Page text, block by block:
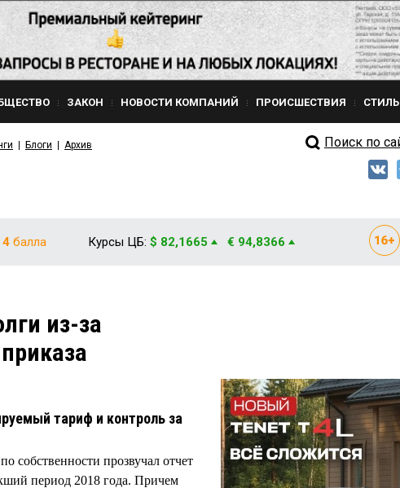
ЗАКОН НОВОСТИ КОМПАНИЙ ПРОИСШЕСТВИЯ
Блоги Архив Поиск по
4 балла Курсы ЦБ: $ 82,1665 € 94,8366
из-за
тариф и контроль за
собственности прозвучал отчет
период 2018 года. Причем